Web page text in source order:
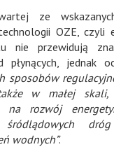
ze
OZE, czyli
nie przewidują
płynących, jednak
sposobów
w małej
na rozwój
śródlądowych
wodnych”.